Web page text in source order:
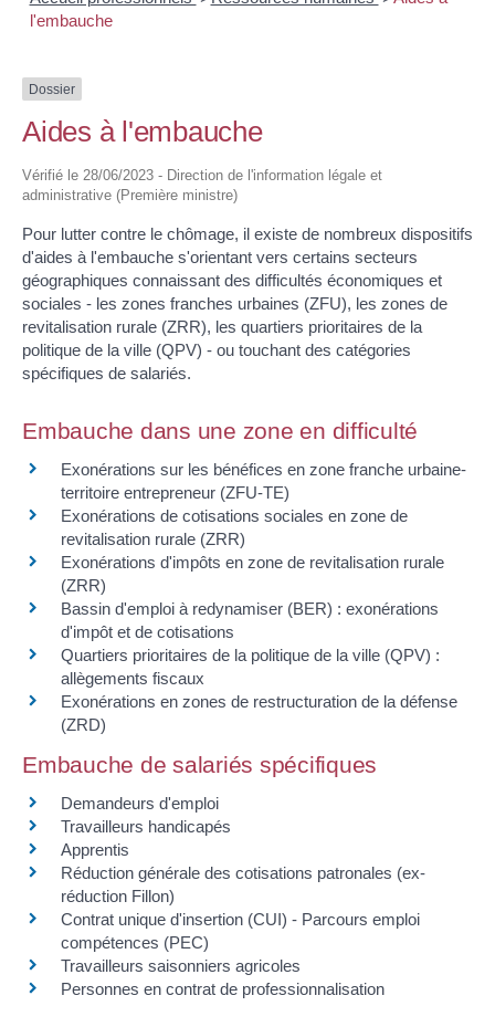
l'embauche
Dossier
Aides à l'embauche
Vérifié le 28/06/2023 - Direction de l'information légale et
administrative (Première ministre)
Pour lutter contre le chômage, il existe de nombreux dispositifs
d'aides à l'embauche s'orientant vers certains secteurs
géographiques connaissant des difficultés économiques et
sociales - les zones franches urbaines (ZFU), les zones de
revitalisation rurale (ZRR), les quartiers prioritaires de la
politique de la ville (QPV) - ou touchant des catégories
spécifiques de salariés.
Embauche dans une zone en difficulté
Exonérations sur les bénéfices en zone franche urbaine-
territoire entrepreneur (ZFU-TE)
Exonérations de cotisations sociales en zone de
revitalisation rurale (ZRR)
Exonérations d'impôts en zone de revitalisation rurale
(ZRR)
Bassin d'emploi à redynamiser (BER) : exonérations
d'impôt et de cotisations
Quartiers prioritaires de la politique de la ville (QPV) :
allègements fiscaux
Exonérations en zones de restructuration de la défense
(ZRD)
Embauche de salariés spécifiques
Demandeurs d'emploi
Travailleurs handicapés
Apprentis
Réduction générale des cotisations patronales (ex-
réduction Fillon)
Contrat unique d'insertion (CUI) - Parcours emploi
compétences (PEC)
Travailleurs saisonniers agricoles
Personnes en contrat de professionnalisation